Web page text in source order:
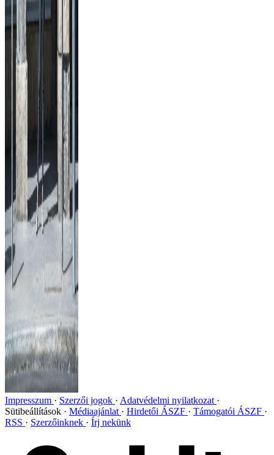
Impresszum Szerzői jogok
Adatvédelmi nyilatkozat
Sütibeállítások
Médiaajánlat Hirdetői ÁSZF
Támogatói ÁSZF
RSS
Szerzőinknek Írj nekünk